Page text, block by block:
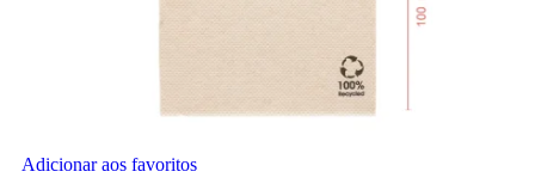
Adicionar aos favoritos